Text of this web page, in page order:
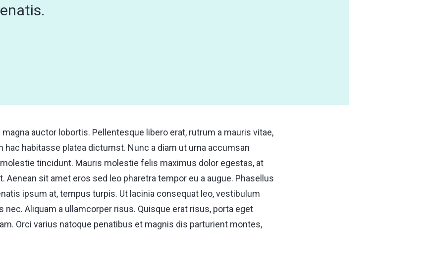
auctor lobortis. Pellentesque libero erat, rutrum a mauris vitae,
hac habitasse platea dictumst. Nunc a diam ut urna accumsan
tincidunt. Mauris molestie felis maximus dolor egestas, at
Aenean sit amet eros sed leo pharetra tempor eu a augue. Phasellus
ipsum at, tempus turpis. Ut lacinia consequat leo, vestibulum
Aliquam a ullamcorper risus. Quisque erat risus, porta eget
Orci varius natoque penatibus et magnis dis parturient montes,